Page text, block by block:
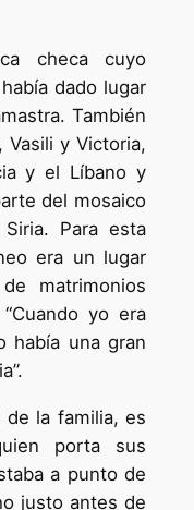
checa cuyo
dado lugar
También
Vasili y Victoria,
y el Líbano y
del mosaico
Para esta
era un lugar
matrimonios
yo era
había una gran
de la familia, es
porta sus
a punto de
justo antes de